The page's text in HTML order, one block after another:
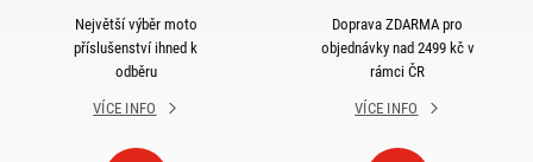
Největší výběr moto
příslušenství ihned k
odběru
VÍCE INFO
Doprava ZDARMA pro
objednávky nad 2499 kč v
rámci ČR
VÍCE INFO